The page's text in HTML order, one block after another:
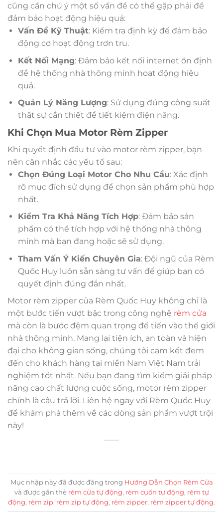
cũng cần chú ý một số vấn đề có thể gặp phải để
đảm bảo hoạt động hiệu quả:
Vấn Đề Kỹ Thuật: Kiểm tra định kỳ để đảm bảo
động cơ hoạt động trơn tru.
Kết Nối Mạng: Đảm bảo kết nối internet ổn định
để hệ thống nhà thông minh hoạt động hiệu
quả.
Quản Lý Năng Lượng: Sử dụng đúng công suất
thật sự cần thiết để tiết kiệm điện năng.
Khi Chọn Mua Motor Rèm Zipper
Khi quyết định đầu tư vào motor rèm zipper, bạn
nên cân nhắc các yếu tố sau:
Chọn Đúng Loại Motor Cho Nhu Cầu: Xác định
rõ mục đích sử dụng để chọn sản phẩm phù hợp
nhất.
Kiểm Tra Khả Năng Tích Hợp: Đảm bảo sản
phẩm có thể tích hợp với hệ thống nhà thông
minh mà bạn đang hoặc sẽ sử dụng.
Tham Vấn Ý Kiến Chuyên Gia: Đội ngũ của Rèm
Quốc Huy luôn sẵn sàng tư vấn để giúp bạn có
quyết định đúng đắn nhất.
Motor rèm zipper của Rèm Quốc Huy không chỉ là
một bước tiến vượt bậc trong công nghệ rèm cửa
mà còn là bước đệm quan trọng để tiến vào thế giới
nhà thông minh. Mang lại tiện ích, an toàn và hiện
đại cho không gian sống, chúng tôi cam kết đem
đến cho khách hàng tại miền Nam Việt Nam trải
nghiệm tốt nhất. Nếu bạn đang tìm kiếm giải pháp
nâng cao chất lượng cuộc sống, motor rèm zipper
chính là câu trả lời. Liên hệ ngay với Rèm Quốc Huy
để khám phá thêm về các dòng sản phẩm vượt trội
này!
Mục nhập này đã được đăng trong Hướng Dẫn Chọn Rèm Cửa
và được gắn thẻ rèm cửa tự động, rèm cuốn tự động, rèm tự
động, rèm zip, rèm zip tự động, rèm zipper, rèm zipper tự động.